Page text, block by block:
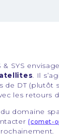
& SYS
. Il
de DT (plutôt
les retours
domaine
(comet-